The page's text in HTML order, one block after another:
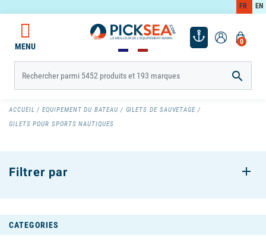
FR EN
0
MENU

ACCUEIL EQUIPEMENT DU BATEAU
GILETS DE SAUVETAGE
GILETS POUR SPORTS NAUTIQUES
CATEGORIES
Filtrer par